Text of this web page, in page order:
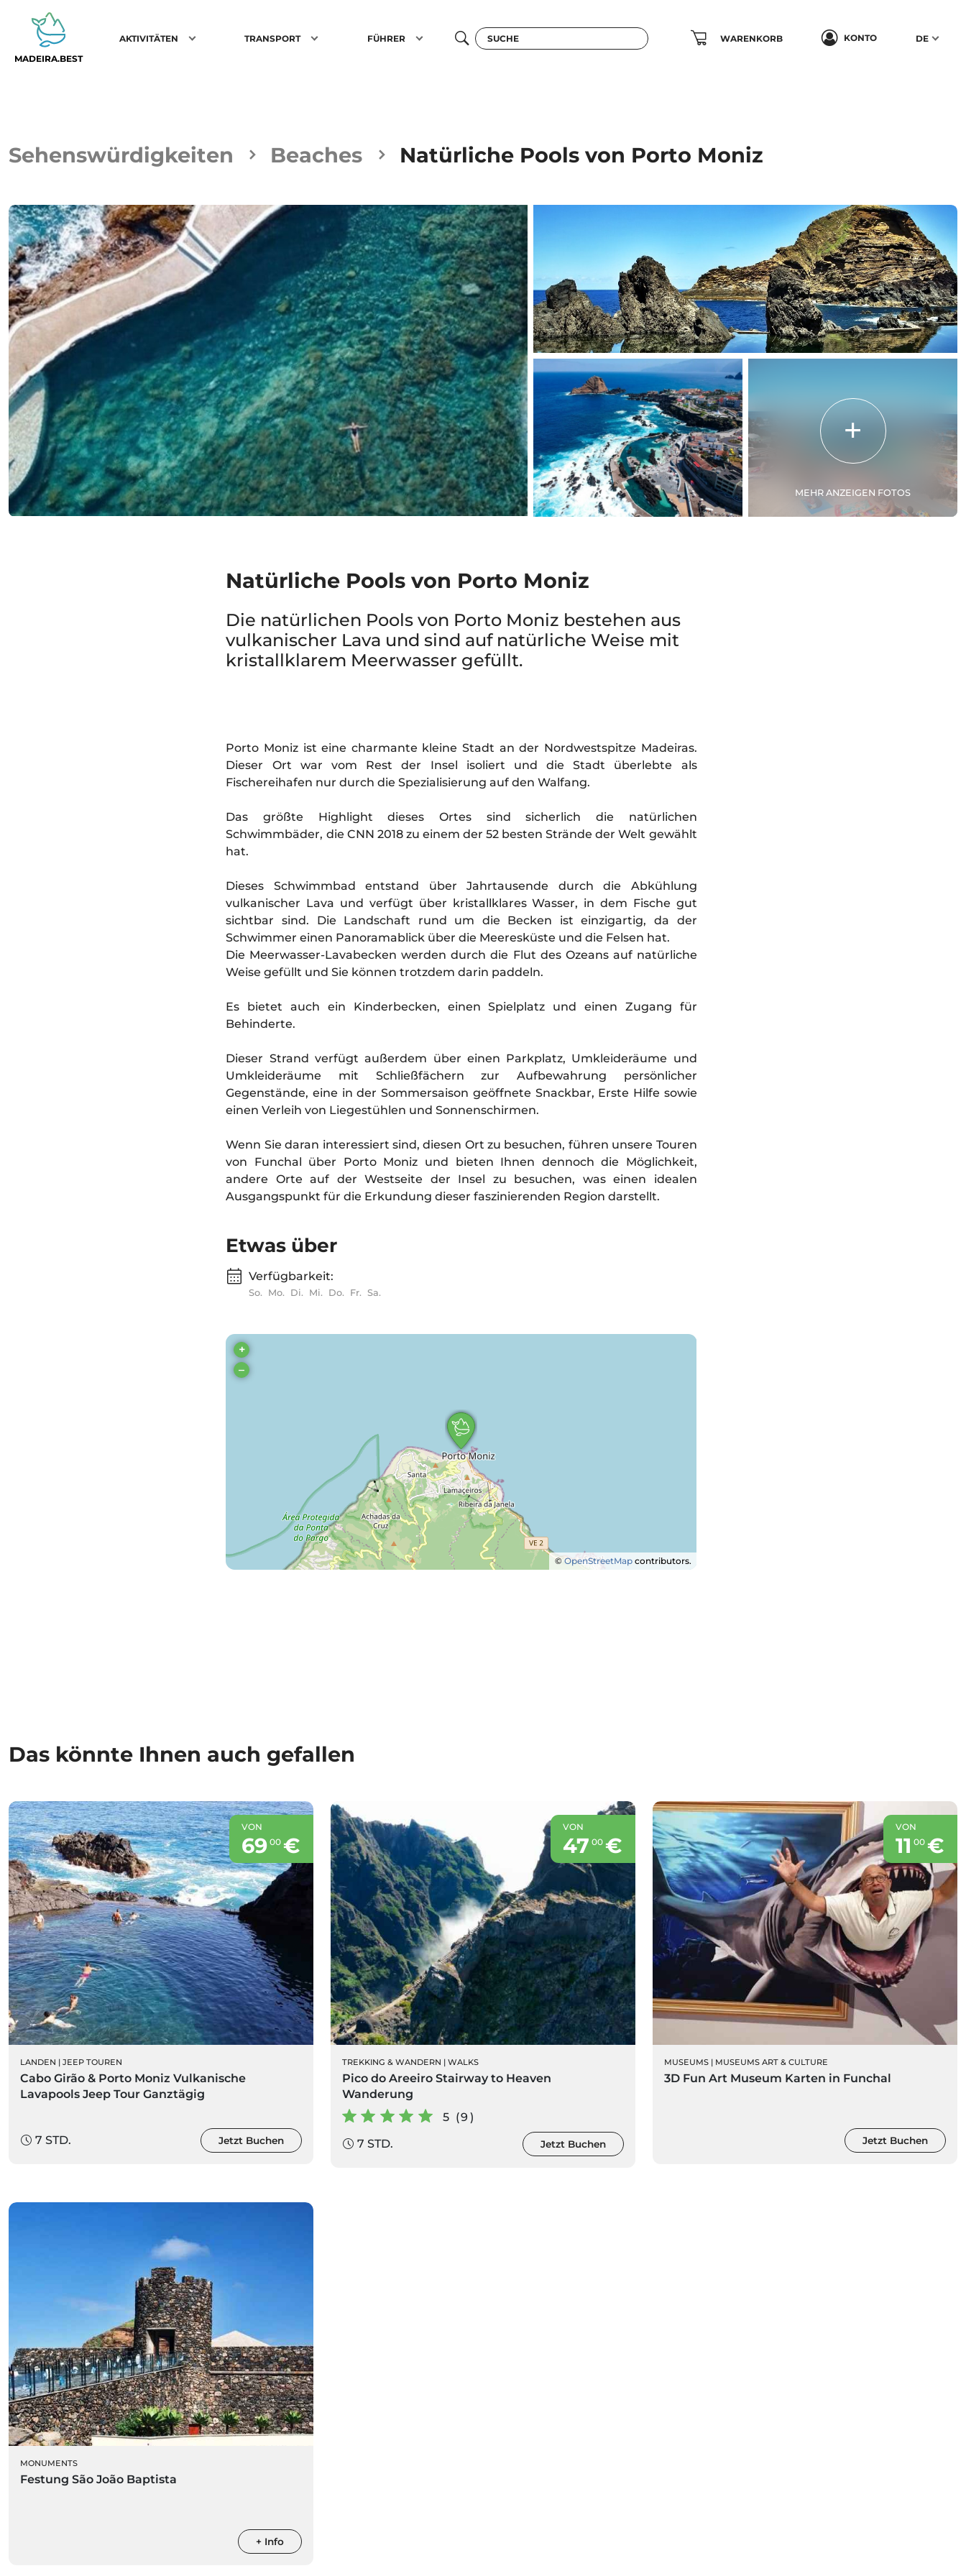
MADEIRA.BEST
AKTIVITÄTEN TRANSPORT FÜHRER WARENKORB KONTO DE
Sehenswürdigkeiten Beaches Natürliche Pools von Porto Moniz
MEHR ANZEIGEN FOTOS
Natürliche Pools von Porto Moniz
Die natürlichen Pools von Porto Moniz bestehen aus
vulkanischer Lava und sind auf natürliche Weise mit
kristallklarem Meerwasser gefüllt.
Porto Moniz ist eine charmante kleine Stadt an der Nordwestspitze Madeiras.
Dieser Ort war vom Rest der Insel isoliert und die Stadt überlebte als
Fischereihafen nur durch die Spezialisierung auf den Walfang.
Das größte Highlight dieses Ortes sind sicherlich die natürlichen
Schwimmbäder, die CNN 2018 zu einem der 52 besten Strände der Welt gewählt
hat.
Dieses Schwimmbad entstand über Jahrtausende durch die Abkühlung
vulkanischer Lava und verfügt über kristallklares Wasser, in dem Fische gut
sichtbar sind. Die Landschaft rund um die Becken ist einzigartig, da der
Schwimmer einen Panoramablick über die Meeresküste und die Felsen hat.
Die Meerwasser-Lavabecken werden durch die Flut des Ozeans auf natürliche
Weise gefüllt und Sie können trotzdem darin paddeln.
Es bietet auch ein Kinderbecken, einen Spielplatz und einen Zugang für
Behinderte.
Dieser Strand verfügt außerdem über einen Parkplatz, Umkleideräume und
Umkleideräume mit Schließfächern zur Aufbewahrung persönlicher
Gegenstände, eine in der Sommersaison geöffnete Snackbar, Erste Hilfe sowie
einen Verleih von Liegestühlen und Sonnenschirmen.
Wenn Sie daran interessiert sind, diesen Ort zu besuchen, führen unsere Touren
von Funchal über Porto Moniz und bieten Ihnen dennoch die Möglichkeit,
andere Orte auf der Westseite der Insel zu besuchen, was einen idealen
Ausgangspunkt für die Erkundung dieser faszinierenden Region darstellt.
Etwas über
Verfügbarkeit:
So. Mo. Di. Mi. Do. Fr. Sa.
+
–
© OpenStreetMapcontributors.
Das könnte Ihnen auch gefallen
VON
69 00 €
LANDEN | JEEP TOUREN
Cabo Girão & Porto Moniz Vulkanische
Lavapools Jeep Tour Ganztägig
7 STD. Jetzt Buchen
VON
47 00 €
TREKKING & WANDERN | WALKS
Pico do Areeiro Stairway to Heaven
Wanderung
5 (9)
7 STD.
Jetzt Buchen
VON
11 00 €
MUSEUMS | MUSEUMS ART & CULTURE
3D Fun Art Museum Karten in Funchal
Jetzt Buchen
MONUMENTS
Festung São João Baptista
+ Info